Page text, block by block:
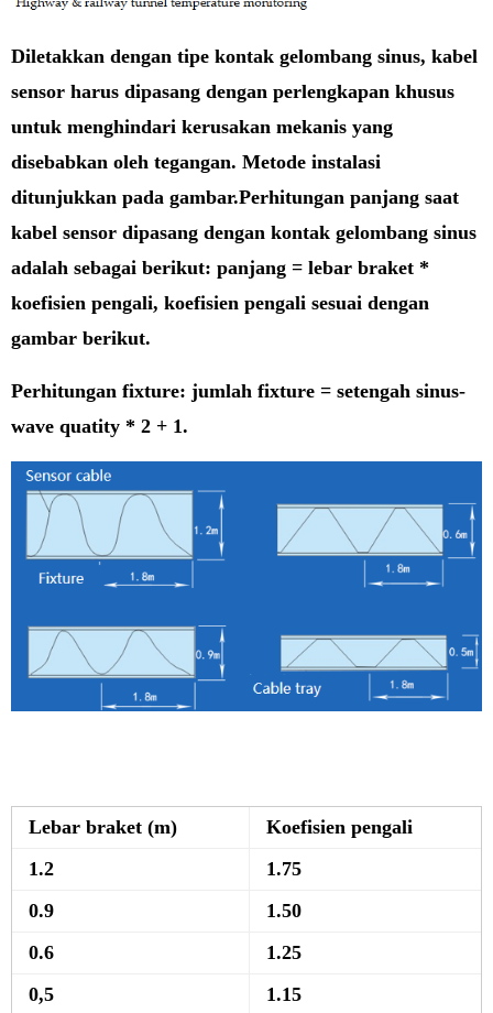
Diletakkan dengan tipe kontak gelombang sinus, kabel
sensor harus dipasang dengan perlengkapan khusus
untuk menghindari kerusakan mekanis yang
disebabkan oleh tegangan. Metode instalasi
ditunjukkan pada gambar.Perhitungan panjang saat
kabel sensor dipasang dengan kontak gelombang sinus
adalah sebagai berikut: panjang = lebar braket *
koefisien pengali, koefisien pengali sesuai dengan
gambar berikut.
Perhitungan fixture: jumlah fixture = setengah sinus-
wave quatity * 2 + 1.
Lebar braket (m)
Koefisien pengali
1.2
1.75
0.9
1.50
0.6
1.25
0,5
1.15